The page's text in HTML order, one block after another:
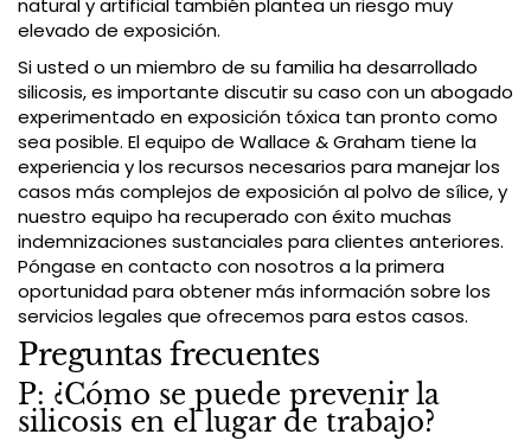
natural y artificial también plantea un riesgo muy
elevado de exposición.
Si usted o un miembro de su familia ha desarrollado
silicosis, es importante discutir su caso con un abogado
experimentado en exposición tóxica tan pronto como
sea posible. El equipo de Wallace & Graham tiene la
experiencia y los recursos necesarios para manejar los
casos más complejos de exposición al polvo de sílice, y
nuestro equipo ha recuperado con éxito muchas
indemnizaciones sustanciales para clientes anteriores.
Póngase en contacto con nosotros a la primera
oportunidad para obtener más información sobre los
servicios legales que ofrecemos para estos casos.
Preguntas frecuentes
P: ¿Cómo se puede prevenir la
silicosis en el lugar de trabajo?